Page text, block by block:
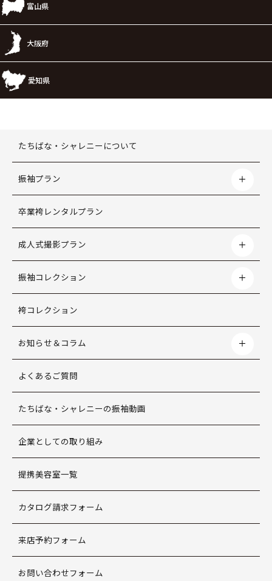
富山県
大阪府
愛知県
たちばな・シャレニーについて
振袖プラン
卒業袴レンタルプラン
成人式撮影プラン
振袖コレクション
袴コレクション
お知らせ＆コラム
よくあるご質問
たちばな・シャレニーの振袖動画
企業としての取り組み
提携美容室一覧
カタログ請求フォーム
来店予約フォーム
お問い合わせフォーム